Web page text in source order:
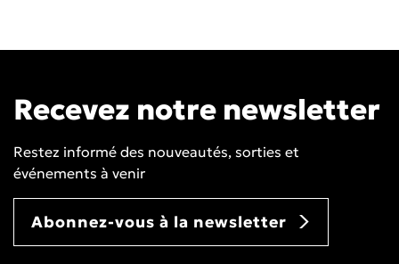
Recevez notre newsletter
Restez informé des nouveautés, sorties et
événements à venir
Abonnez-vous à la newsletter